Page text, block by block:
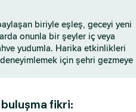
biriyle eşleş, geceyi yeni
onunla bir şeyler iç veya
yudumla. Harika etkinlikleri
için şehri gezmeye
fikri: